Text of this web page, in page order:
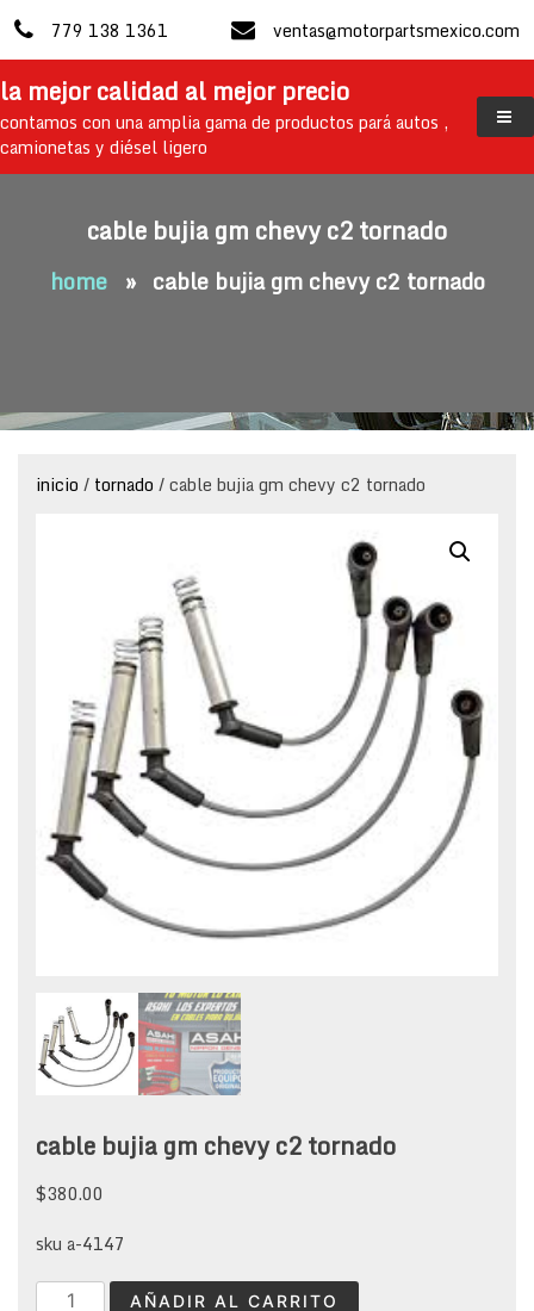
to
content
779 138 1361 ventas@motorpartsmexico.com
la mejor calidad al mejor precio
contamos con una amplia gama de productos pará autos ,
camionetas y diésel ligero
cable bujia gm chevy c2 tornado
home» cable bujia gm chevy c2 tornado
inicio / tornado / cable bujia gm chevy c2 tornado
cable bujia gm chevy c2 tornado
$380.00
sku a-4147
cable
AÑADIR AL CARRITO